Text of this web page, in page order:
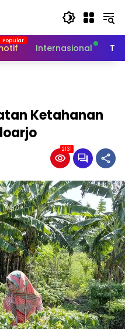
Internasional
Ketahanan
2131